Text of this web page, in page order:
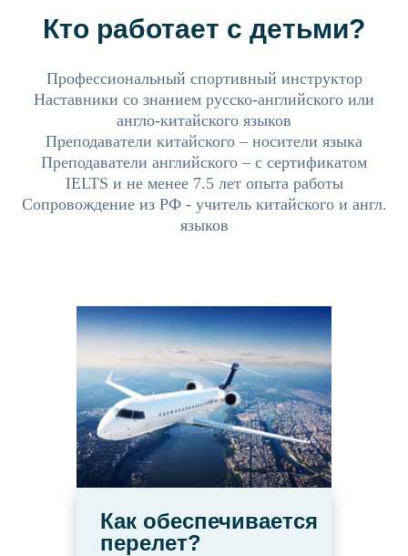
Кто работает с детьми?
Профессиональный спортивный инструктор
Наставники со знанием русско-английского или
англо-китайского языков
Преподаватели китайского – носители языка
Преподаватели английского – с сертификатом
IELTS и не менее 7.5 лет опыта работы
Сопровождение из РФ - учитель китайского и англ.
языков
Как обеспечивается
перелет?